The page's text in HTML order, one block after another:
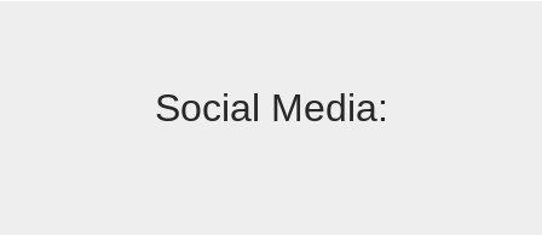
Social Media: